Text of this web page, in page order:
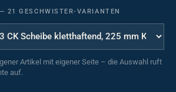
— 21 GESCHWISTER-VARIANTEN
Artikel mit eigener Seite – die Auswahl ruft
auf.